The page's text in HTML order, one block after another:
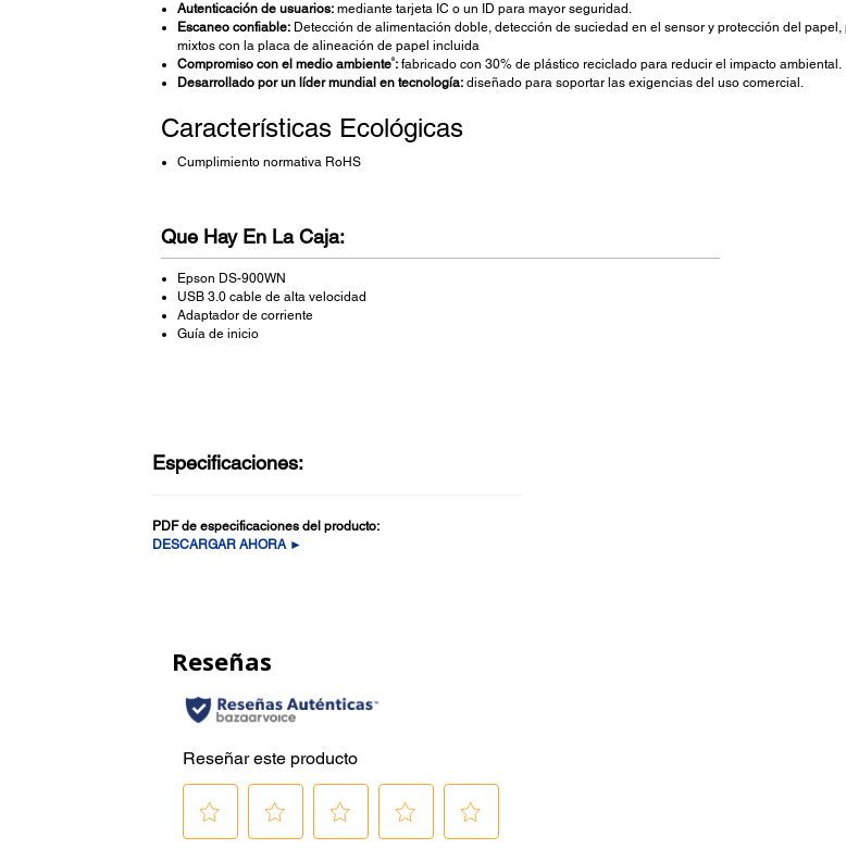
Autenticación de usuarios:mediante tarjeta IC o un ID para mayor seguridad.
Escaneo confiable:Detección de alimentación doble, detección de suciedad en el sensor y protección del
mixtos con la placa de alineación de papel incluida
Compromiso con el medio ambiente8:fabricado con 30% de plástico reciclado para reducir el impacto ambiental.
Desarrollado por un líder mundial en tecnología:diseñado para soportar las exigencias del uso comercial.
Características Ecológicas
Cumplimiento normativa RoHS
Que Hay En La Caja:
Epson DS-900WN
USB 3.0 cable de alta velocidad
Adaptador de corriente
Guía de inicio
Especificaciones:
PDF de especificaciones del producto:
DESCARGAR AHORA ►